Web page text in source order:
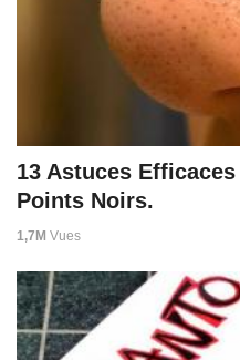
13 Astuces
Points Noirs.
1,7M Vues